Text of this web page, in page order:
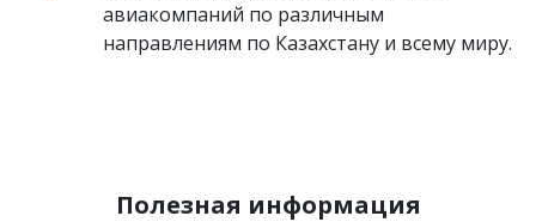
авиакомпаний по различным
направлениям по Казахстану и всему миру.
Полезная информация